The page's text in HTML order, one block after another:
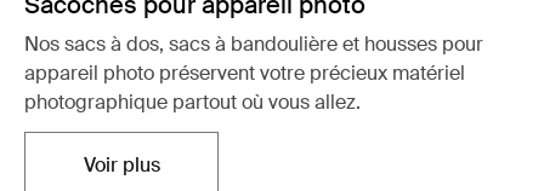
Nos sacs à dos, sacs à bandoulière et housses pour
appareil photo préservent votre précieux matériel
photographique partout où vous allez.
Voir plusS'ouvre dans un nouvel onglet